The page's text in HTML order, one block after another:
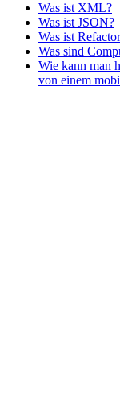
Was ist XML?
Was ist JSON?
Was ist
Was sind
Wie kann man
von einem